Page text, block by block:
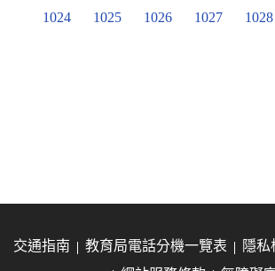
1024 1025 1026 1027 1028
交通指南 教育局電話分機一覽表
隱